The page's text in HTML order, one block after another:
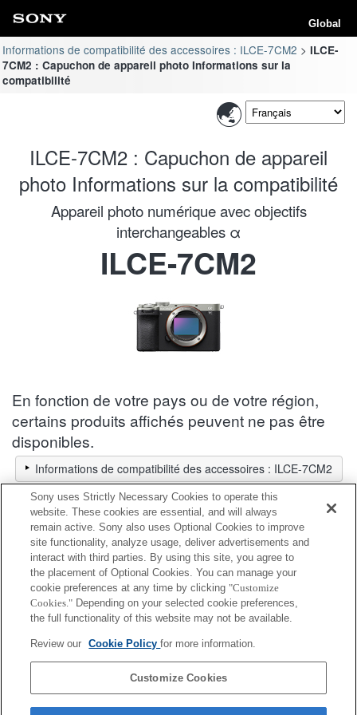
Global
Informations de compatibilité des accessoires : ILCE-7CM2
ILCE-
7CM2 : Capuchon de appareil photo Informations sur la
compatibilité
ILCE-7CM2 : Capuchon de appareil
photo Informations sur la compatibilité
Appareil photo numérique avec objectifs
interchangeables α
ILCE-7CM2
En fonction de votre pays ou de votre région,
certains produits affichés peuvent ne pas être
disponibles.
Informations de compatibilité des accessoires : ILCE-7CM2
Sélecteur d'objectifs
Sélectionnez un objectif recommandé pour les photos que vous
souhaitez prendre
Capuchon de appareil photo
Entièrement compatible
ALC-B1EM
Sony uses Strictly Necessary Cookies to operate this
website. These cookies are essential, and will always
remain active. Sony also uses Optional Cookies to improve
site functionality, analyze usage, deliver advertisements and
interact with third parties. By using this site, you agree to
the placement of Optional Cookies. You can manage your
cookie preferences at any time by clicking "Customize
Cookies." Depending on your selected cookie preferences,
the full functionality of this website may not be available.
Review our Cookie Policyfor more information.
Customize Cookies